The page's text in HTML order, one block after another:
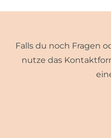
Falls du noch Fragen
nutze das